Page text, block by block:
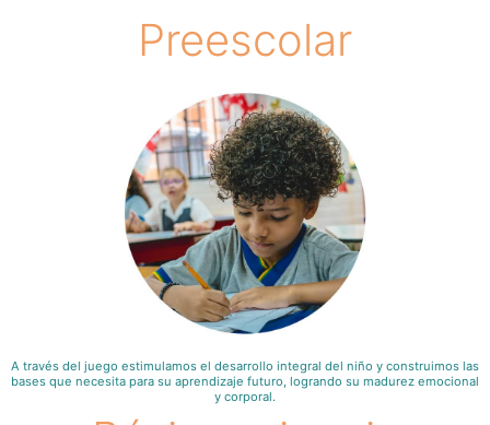
Preescolar
A través del juego estimulamos el desarrollo integral del niño y construimos las
bases que necesita para su aprendizaje futuro, logrando su madurez emocional
y corporal.